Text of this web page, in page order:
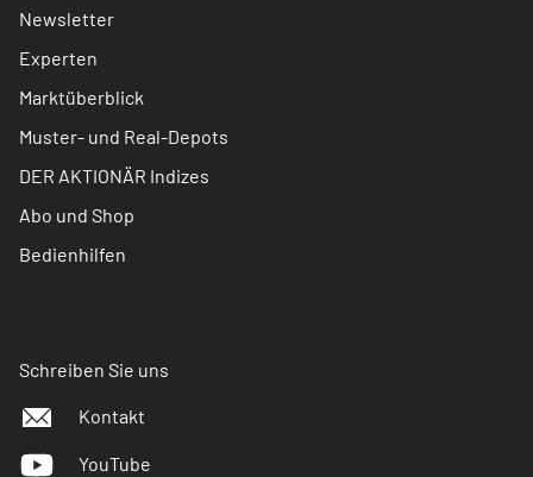
Newsletter
Experten
Marktüberblick
Muster- und Real-Depots
DER AKTIONÄR Indizes
Abo und Shop
Bedienhilfen
Schreiben Sie uns
Kontakt
YouTube